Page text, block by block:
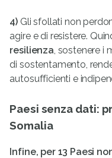
4) Gli sfollati non
agire e di resi­stere.
resilienza, sostenere i
di sostentamento,
autosufficienti e
Paesi senza dati:
Somalia
Infine, per 13 Paesi